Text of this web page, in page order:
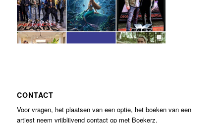
CONTACT
Voor vragen, het plaatsen van een optie, het boeken van een
artiest neem vrijblijvend contact op met Boekerz.